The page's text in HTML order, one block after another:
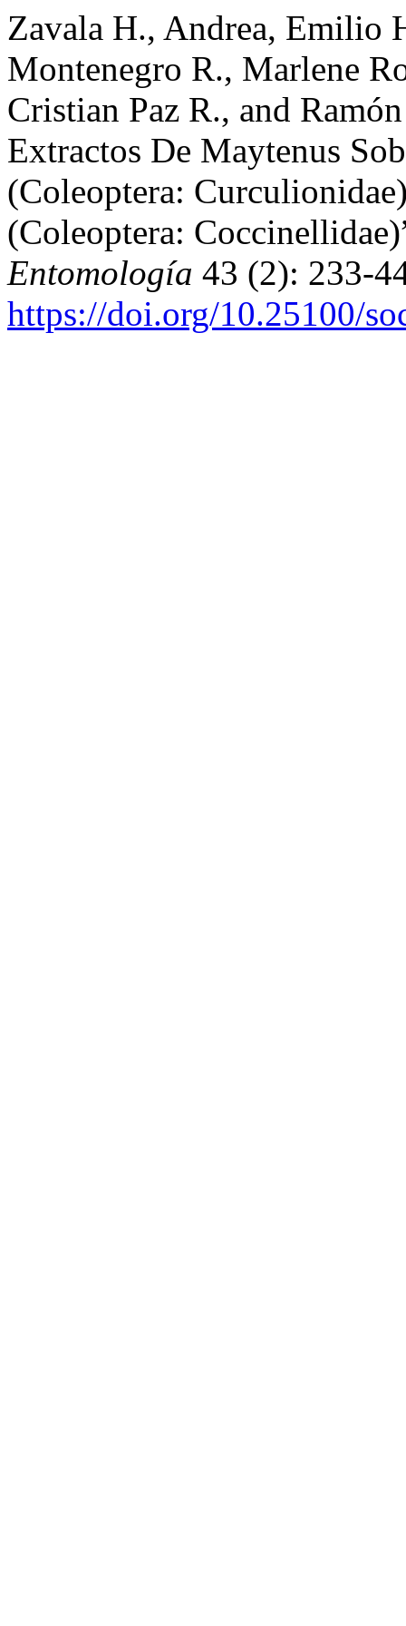
Zavala H., Andrea, Emilio
Montenegro R., Marlene
Cristian Paz R., and
Extractos De Maytenus
(Coleoptera:
(Coleoptera:
Entomología 43 (2): 233-
https://doi.org/10.25100/